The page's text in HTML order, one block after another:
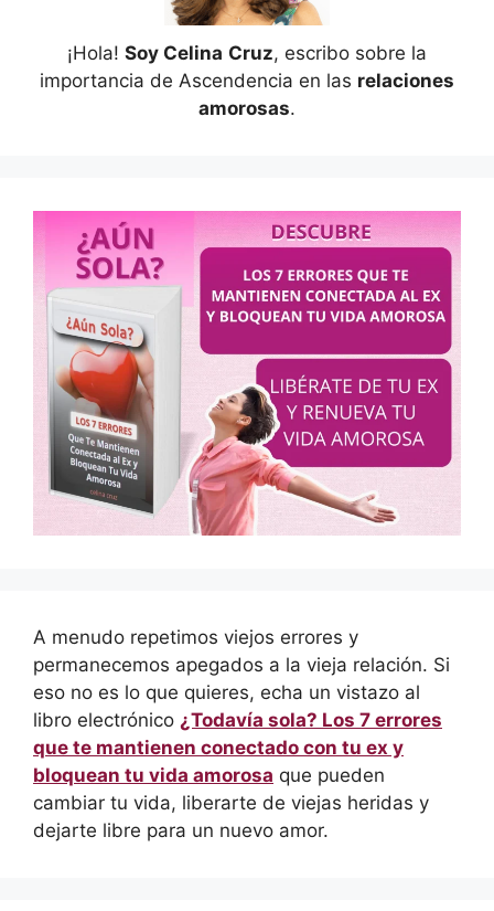
¡Hola! Soy Celina Cruz, escribo sobre la
importancia de Ascendencia en las relaciones
amorosas.
A menudo repetimos viejos errores y
permanecemos apegados a la vieja relación. Si
eso no es lo que quieres, echa un vistazo al
libro electrónico ¿Todavía sola? Los 7 errores
que te mantienen conectado con tu ex y
bloquean tu vida amorosa que pueden
cambiar tu vida, liberarte de viejas heridas y
dejarte libre para un nuevo amor.